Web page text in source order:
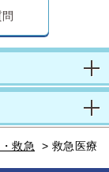
救急 > 救急医療